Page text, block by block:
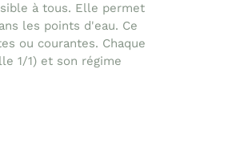
à tous. Elle permet
les points d'eau. Ce
ou courantes. Chaque
1/1) et son régime